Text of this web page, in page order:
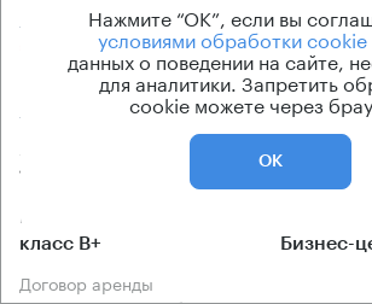
Москва, шоссе Энтузиастов, 34
Шоссе Энтузиастов → 1.16 км ~12 мин
Восточный административный округ
Арендуемые площади
10 кв.м
Ставка
класс B+ Бизнес-
Договор аренды
Нажмите “ОК”, если вы
условиями обработки cookie
данных о поведении на сайте,
для аналитики. Запретить
cookie можете через
ОК